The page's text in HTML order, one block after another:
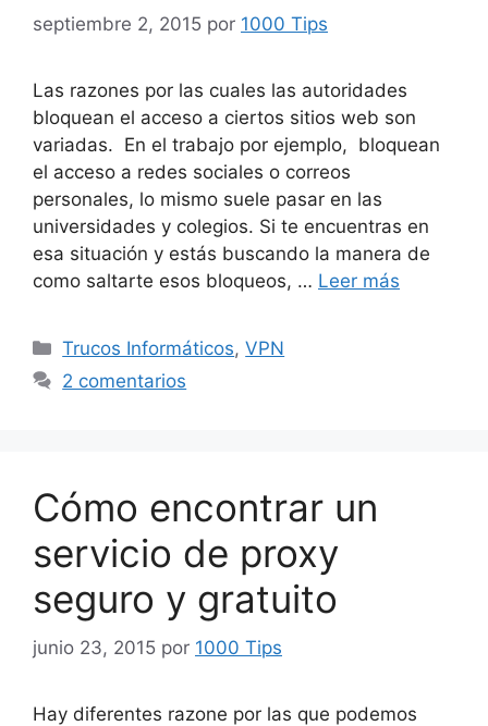
septiembre 2, 2015 por 1000 Tips
Las razones por las cuales las autoridades
bloquean el acceso a ciertos sitios web son
variadas. En el trabajo por ejemplo, bloquean
el acceso a redes sociales o correos
personales, lo mismo suele pasar en las
universidades y colegios. Si te encuentras en
esa situación y estás buscando la manera de
como saltarte esos bloqueos, … Leer más
Categorías
Trucos Informáticos,VPN
2 comentarios
Cómo encontrar un
servicio de proxy
seguro y gratuito
junio 23, 2015 por 1000 Tips
Hay diferentes razone por las que podemos